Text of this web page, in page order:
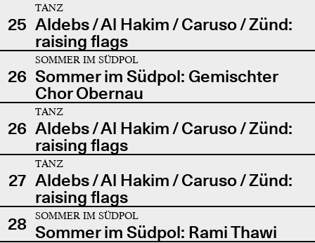
25
TANZ
Aldebs / Al Hakim / Caruso / Zünd:
raising flags
26
SOMMER IM SÜDPOL
Sommer im Südpol: Gemischter
Chor Obernau
26
TANZ
Aldebs / Al Hakim / Caruso / Zünd:
raising flags
27
TANZ
Aldebs / Al Hakim / Caruso / Zünd:
raising flags
28
SOMMER IM SÜDPOL
Sommer im Südpol: Rami Thawi